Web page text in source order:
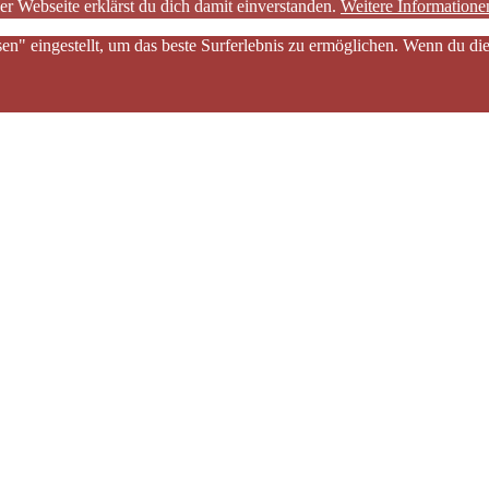
Webseite erklärst du dich damit einverstanden. Weitere
eingestellt, um das beste Surferlebnis zu ermöglichen. Wenn du